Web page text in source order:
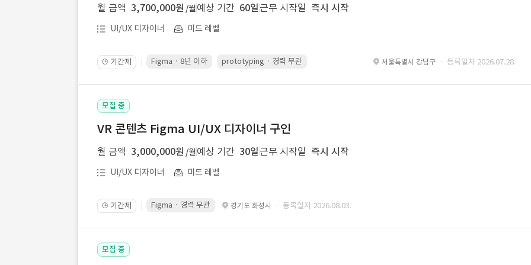
월 금액 3,700,000원 /월예상 기간 60일 근무 시작일 즉시 시작
UI/UX 디자이너 미드 레벨
🕒 기간제 Figma · 8년 이하 prototyping · 경력 무관 led 화면 대응 · 경력 무관 Motiongraphic · 경력 무관
서울특별시 강남구 · 등록일자 2026.07.28.
모집 중
VR 콘텐츠 Figma UI/UX 디자이너 구인
월 금액 3,000,000원 /월예상 기간 30일 근무 시작일 즉시 시작
UI/UX 디자이너 미드 레벨
🕒 기간제 Figma · 경력 무관 경기도 화성시 · 등록일자 2026.08.03.
모집 중